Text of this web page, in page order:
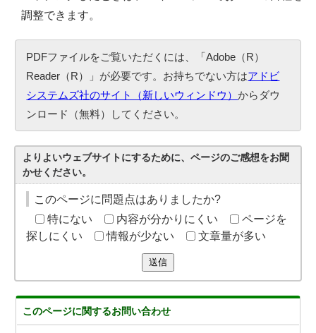
調整できます。
PDFファイルをご覧いただくには、「Adobe（R）
Reader（R）」が必要です。お持ちでない方はアドビ
システムズ社のサイト（新しいウィンドウ）からダウ
ンロード（無料）してください。
よりよいウェブサイトにするために、ページのご感想をお聞
かせください。
このページに問題点はありましたか?
特にない
内容が分かりにくい
ページを
探しにくい
情報が少ない 文章量が多い
送信
このページに関するお問い合わせ